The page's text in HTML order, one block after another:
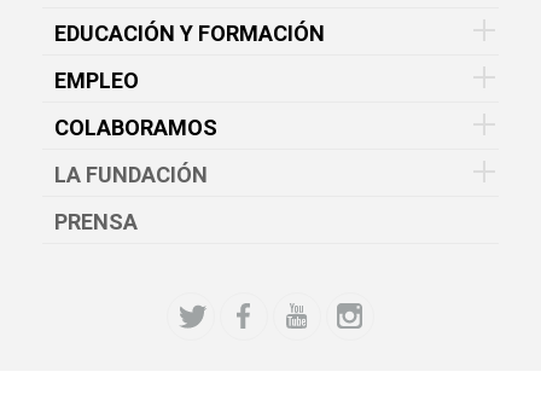
EDUCACIÓN Y FORMACIÓN
EMPLEO
COLABORAMOS
LA FUNDACIÓN
PRENSA